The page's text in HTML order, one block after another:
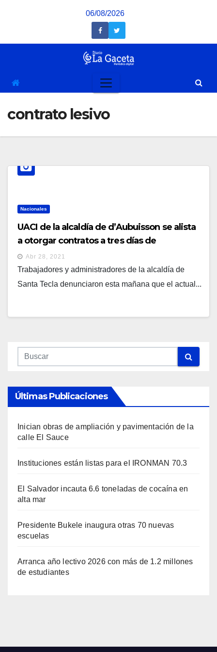
06/08/2026
contrato lesivo
Nacionales
UACI de la alcaldía de d’Aubuisson se alista
a otorgar contratos a tres días de
abandonar sus cargos
Abr 28, 2021
Trabajadores y administradores de la alcaldía de
Santa Tecla denunciaron esta mañana que el actual...
Últimas Publicaciones
Inician obras de ampliación y pavimentación de la
calle El Sauce
Instituciones están listas para el IRONMAN 70.3
El Salvador incauta 6.6 toneladas de cocaína en
alta mar
Presidente Bukele inaugura otras 70 nuevas
escuelas
Arranca año lectivo 2026 con más de 1.2 millones
de estudiantes